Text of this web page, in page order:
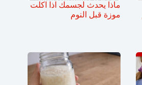
ماذا يحدث لجسمك اذا اكلت
موزة قبل النوم